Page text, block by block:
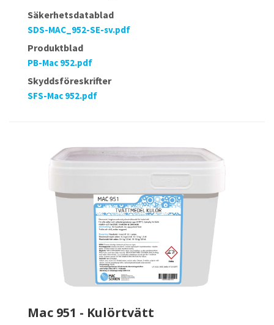
Säkerhetsdatablad
SDS-MAC_952-SE-sv.pdf
Produktblad
PB-Mac 952.pdf
Skyddsföreskrifter
SFS-Mac 952.pdf
Mac 951 - Kulörtvätt